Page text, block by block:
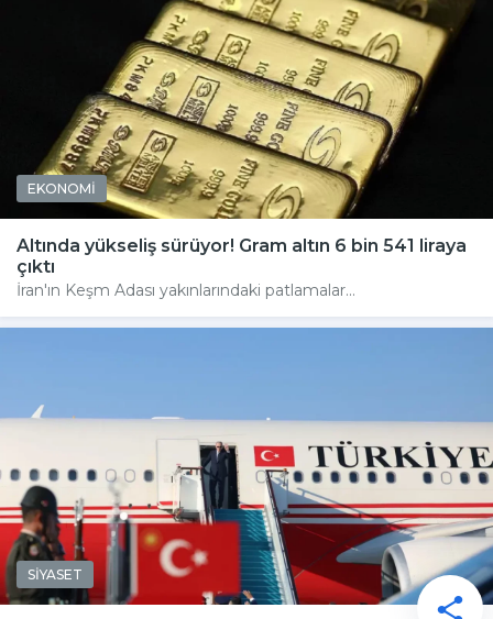
EKONOMİ
Altında yükseliş sürüyor! Gram altın 6 bin 541 liraya
çıktı
İran'ın Keşm Adası yakınlarındaki patlamalar...
SİYASET